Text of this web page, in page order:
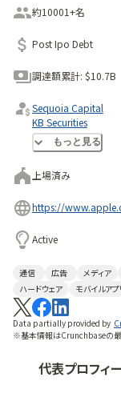
アップルは、小売店
ティーの携帯電話
付加価値再販業者
ンラインストアや小
iPod対応製品を販売
約10001+名
Post Ipo Debt
調達額累計: $10.7B
Sequoia Capital
KB Securities
Sam Shirazi Maqam
もっと見る
上場済み
https://
Active
通信 広告 メディア
ハードウェア
モバイルアプ
Data partially provided by
※基本情報はCrunchbaseの最
代表プロフィ